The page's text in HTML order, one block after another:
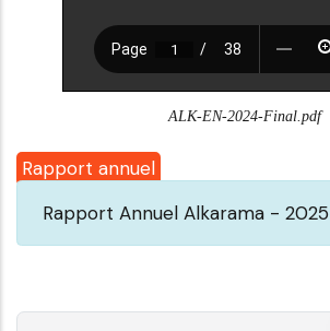
ALK-EN-2024-Final.pdf
Rapport annuel
Rapport Annuel Alkarama - 2025